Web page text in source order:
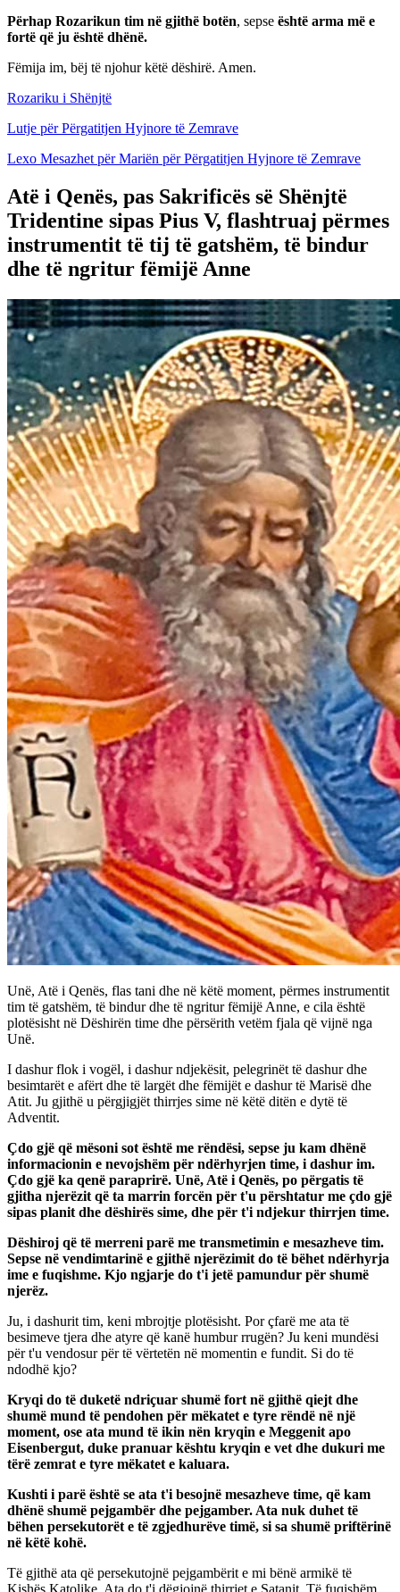
Përhap Rozarikun tim në gjithë botën, sepse është arma më e
fortë që ju është dhënë.
Fëmija im, bëj të njohur këtë dëshirë. Amen.
Rozariku i Shënjtë
Lutje për Përgatitjen Hyjnore të Zemrave
Lexo Mesazhet për Mariën për Përgatitjen Hyjnore të Zemrave
Atë i Qenës, pas Sakrificës së Shënjtë
Tridentine sipas Pius V, flashtruaj përmes
instrumentit të tij të gatshëm, të bindur
dhe të ngritur fëmijë Anne
Unë, Atë i Qenës, flas tani dhe në këtë moment, përmes instrumentit
tim të gatshëm, të bindur dhe të ngritur fëmijë Anne, e cila është
plotësisht në Dëshirën time dhe përsërith vetëm fjala që vijnë nga
Unë.
I dashur flok i vogël, i dashur ndjekësit, pelegrinët të dashur dhe
besimtarët e afërt dhe të largët dhe fëmijët e dashur të Marisë dhe
Atit. Ju gjithë u përgjigjët thirrjes sime në këtë ditën e dytë të
Adventit.
Çdo gjë që mësoni sot është me rëndësi, sepse ju kam dhënë
informacionin e nevojshëm për ndërhyrjen time, i dashur im.
Çdo gjë ka qenë paraprirë. Unë, Atë i Qenës, po përgatis të
gjitha njerëzit që ta marrin forcën për t'u përshtatur me çdo gjë
sipas planit dhe dëshirës sime, dhe për t'i ndjekur thirrjen time.
Dëshiroj që të merreni parë me transmetimin e mesazheve tim.
Sepse në vendimtarinë e gjithë njerëzimit do të bëhet ndërhyrja
ime e fuqishme. Kjo ngjarje do t'i jetë pamundur për shumë
njerëz.
Ju, i dashurit tim, keni mbrojtje plotësisht. Por çfarë me ata të
besimeve tjera dhe atyre që kanë humbur rrugën? Ju keni mundësi
për t'u vendosur për të vërtetën në momentin e fundit. Si do të
ndodhë kjo?
Kryqi do të duketë ndriçuar shumë fort në gjithë qiejt dhe
shumë mund të pendohen për mëkatet e tyre rëndë në një
moment, ose ata mund të ikin nën kryqin e Meggenit apo
Eisenbergut, duke pranuar kështu kryqin e vet dhe dukuri me
tërë zemrat e tyre mëkatet e kaluara.
Kushti i parë është se ata t'i besojnë mesazheve time, që kam
dhënë shumë pejgambër dhe pejgamber. Ata nuk duhet të
bëhen persekutorët e të zgjedhurëve timë, si sa shumë priftërinë
në këtë kohë.
Të gjithë ata që persekutojnë pejgambërit e mi bënë armikë të
Kishës Katolike. Ata do t'i dëgjojnë thirrjet e Satanit. Të fuqishëm,